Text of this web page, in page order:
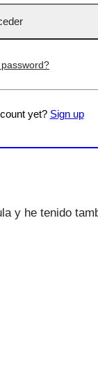
a un
y he tenido
yet? Sign up